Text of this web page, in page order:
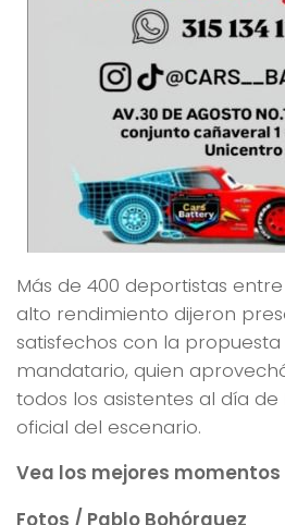
Más de 400 deportistas
alto rendimiento dijeron
satisfechos con la
mandatario, quien
todos los asistentes al día
oficial del escenario.
Vea los mejores
Fotos / Pablo Bohórquez